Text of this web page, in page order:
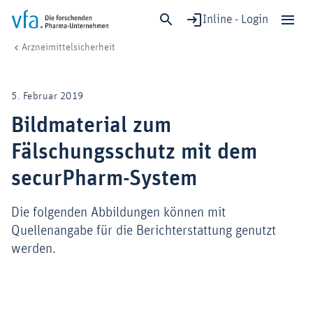
Inline - Login
Forschung & Entwicklung
Gesundheit & Versorgung
Wirtschaft & Standort
Digitalisierung & KI
Verband & Mitglieder
Mitglied werden!
Arzneimittelsicherheit
5. Februar 2019
Bildmaterial zum
Fälschungsschutz mit dem
securPharm-System
Die folgenden Abbildungen können mit
Quellenangabe für die Berichterstattung genutzt
werden.